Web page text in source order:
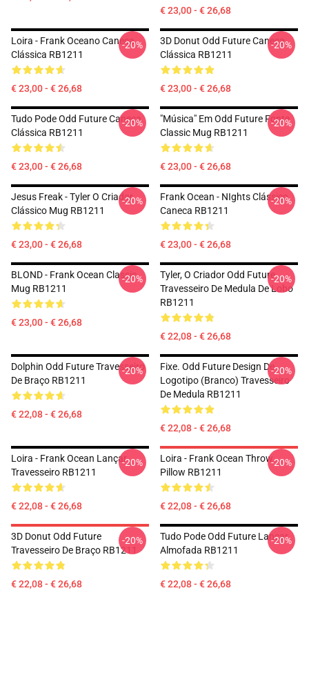
€ 23,00 - € 26,68
Loira - Frank Oceano Caneca
Clássica RB1211
€ 23,00 - € 26,68
-20%
3D Donut Odd Future Caneca
Clássica RB1211
€ 23,00 - € 26,68
-20%
Tudo Pode Odd Future Caneca
Clássica RB1211
€ 23,00 - € 26,68
-20%
"Música" Em Odd Future Fonte
Classic Mug RB1211
€ 23,00 - € 26,68
-20%
Jesus Freak - Tyler O Criador
Clássico Mug RB1211
€ 23,00 - € 26,68
-20%
Frank Ocean - NIghts Clássico
Caneca RB1211
€ 23,00 - € 26,68
-20%
BLOND - Frank Ocean Classic
Mug RB1211
€ 23,00 - € 26,68
-20%
Tyler, O Criador Odd Future
Travesseiro De Medula De Lobo
RB1211
€ 22,08 - € 26,68
-20%
Dolphin Odd Future Travesseiro
De Braço RB1211
€ 22,08 - € 26,68
-20%
Fixe. Odd Future Design De
Logotipo (branco) Travesseiro
De Medula RB1211
€ 22,08 - € 26,68
-20%
Loira - Frank Ocean Lançar
Travesseiro RB1211
€ 22,08 - € 26,68
-20%
Loira - Frank Ocean Throw
Pillow RB1211
€ 22,08 - € 26,68
-20%
3D Donut Odd Future
Travesseiro De Braço RB1211
€ 22,08 - € 26,68
-20%
Tudo Pode Odd Future Lançar
Almofada RB1211
€ 22,08 - € 26,68
-20%